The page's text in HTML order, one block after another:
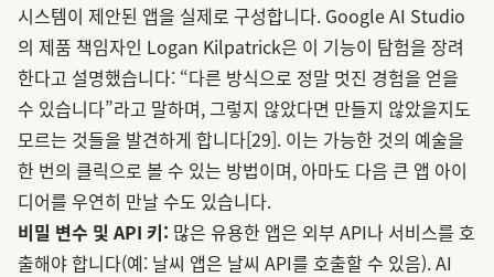
시스템이 제안된 앱을 실제로 구성합니다. Google AI Studio
의 제품 책임자인 Logan Kilpatrick은 이 기능이 탐험을 장려
한다고 설명했습니다: “다른 방식으로 정말 멋진 경험을 얻을
수 있습니다”라고 말하며, 그렇지 않았다면 만들지 않았을지도
모르는 것들을 발견하게 합니다[29]. 이는 가능한 것의 예술을
한 번의 클릭으로 볼 수 있는 방법이며, 아마도 다음 큰 앱 아이
디어를 우연히 만날 수도 있습니다.
비밀 변수 및 API 키: 많은 유용한 앱은 외부 API나 서비스를 호
출해야 합니다(예: 날씨 앱은 날씨 API를 호출할 수 있음). AI